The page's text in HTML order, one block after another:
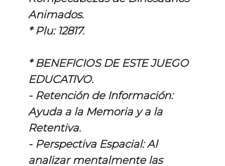
Animados.
* Plu: 12817.
* BENEFICIOS DE ESTE JUEGO
EDUCATIVO.
- Retención de Información:
Ayuda a la Memoria y a la
Retentiva.
- Perspectiva Espacial: Al
analizar mentalmente las